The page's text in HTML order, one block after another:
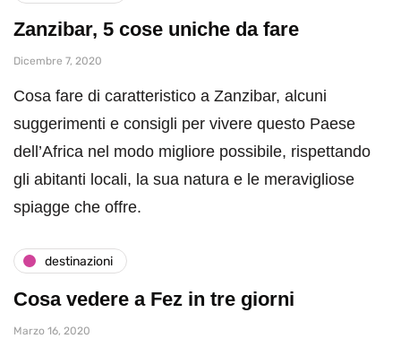
Zanzibar, 5 cose uniche da fare
Dicembre 7, 2020
Cosa fare di caratteristico a Zanzibar, alcuni
suggerimenti e consigli per vivere questo Paese
dell’Africa nel modo migliore possibile, rispettando
gli abitanti locali, la sua natura e le meravigliose
spiagge che offre.
destinazioni
Cosa vedere a Fez in tre giorni
Marzo 16, 2020